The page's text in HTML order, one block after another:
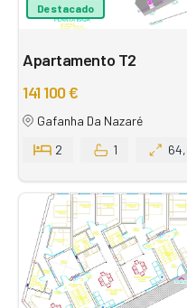
Destacado
Apartamento T2
141 100 €
Gafanha Da Nazaré
2
1